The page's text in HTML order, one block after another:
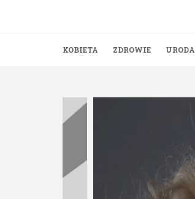
KOBIETA ZDROWIE URODA